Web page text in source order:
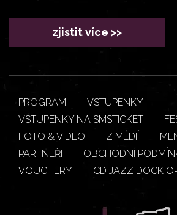
zjistit více >>
PROGRAM
VSTUPENKY
VSTUPENKY NA SMSTICKET
FOTO & VIDEO
Z MÉDIÍ
PARTNEŘI
OBCHODNÍ
VOUCHERY
CD JAZZ DOCK